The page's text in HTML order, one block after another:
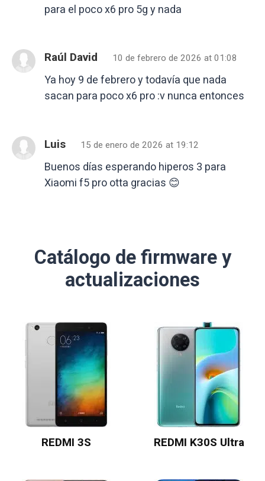
para el poco x6 pro 5g y nada
Raúl David 10 de febrero de 2026 at 01:08
Ya hoy 9 de febrero y todavía que nada
sacan para poco x6 pro :v nunca entonces
Luis 15 de enero de 2026 at 19:12
Buenos días esperando hiperos 3 para
Xiaomi f5 pro otta gracias 😊
Catálogo de firmware y
actualizaciones
REDMI 3S REDMI K30S Ultra